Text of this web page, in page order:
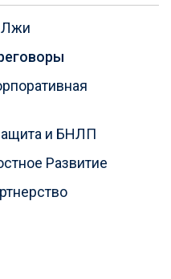
Лжи
и БНЛП
Развитие